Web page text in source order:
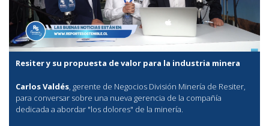
Resiter y su propuesta de valor para la industria minera
Carlos Valdés, gerente de Negocios División Minería de Resiter,
para conversar sobre una nueva gerencia de la compañía
dedicada a abordar "los dolores" de la minería.